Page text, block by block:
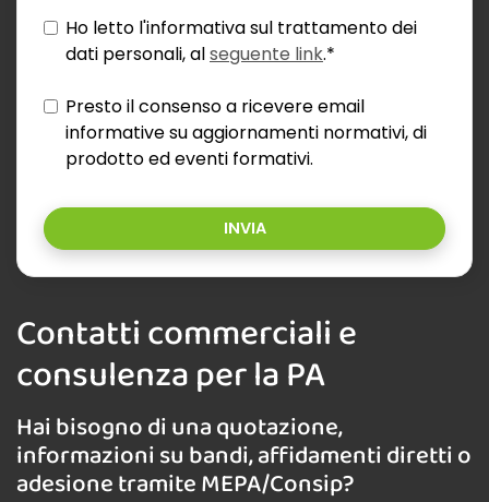
Ho letto l'informativa sul trattamento dei
dati personali, alseguente link.*
Presto il consenso a ricevere email
informative su aggiornamenti normativi, di
prodotto ed eventi formativi.
INVIA
Contatti commerciali e
consulenza per la PA
Hai bisogno di una quotazione,
informazioni su bandi, affidamenti diretti o
adesione tramite MEPA/Consip?